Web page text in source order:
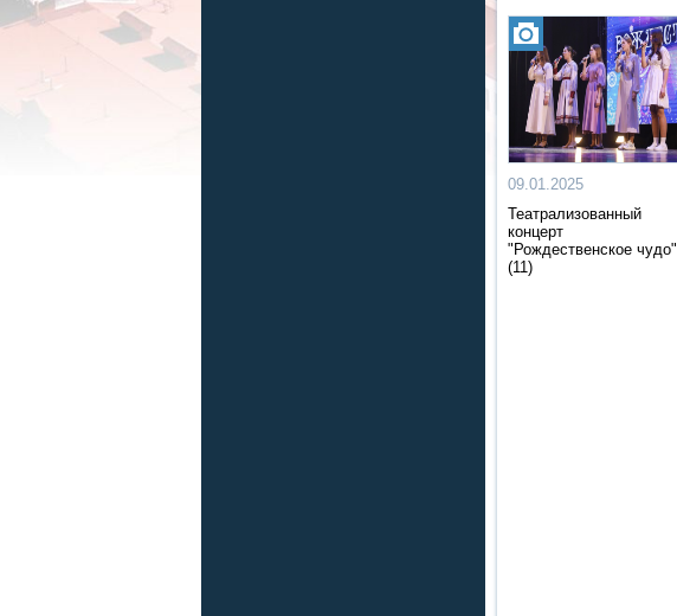
09.01.2025
Театрализованный
концерт
"Рождественское чудо"
(11)